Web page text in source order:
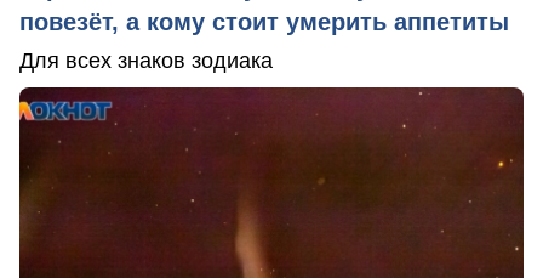
повезёт, а кому стоит умерить аппетиты
Для всех знаков зодиака